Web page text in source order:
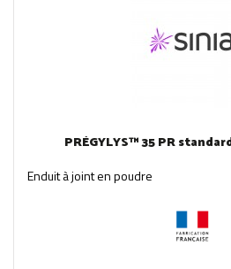
PRÉGYLYS™ 35 PR
Enduit à joint en poudre